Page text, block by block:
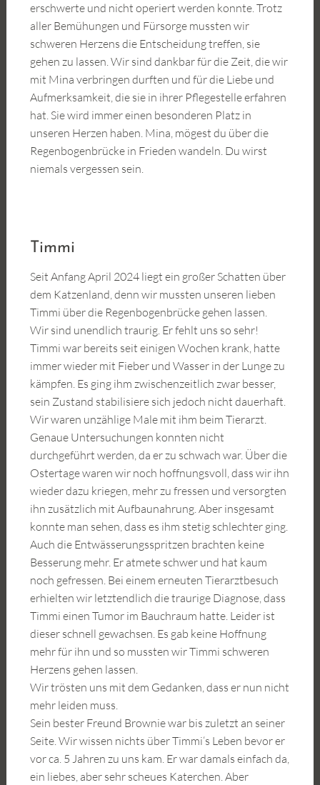
erschwerte und nicht operiert werden konnte. Trotz
aller Bemühungen und Fürsorge mussten wir
schweren Herzens die Entscheidung treffen, sie
gehen zu lassen. Wir sind dankbar für die Zeit, die wir
mit Mina verbringen durften und für die Liebe und
Aufmerksamkeit, die sie in ihrer Pflegestelle erfahren
hat. Sie wird immer einen besonderen Platz in
unseren Herzen haben. Mina, mögest du über die
Regenbogenbrücke in Frieden wandeln. Du wirst
niemals vergessen sein.
Timmi
Seit Anfang April 2024 liegt ein großer Schatten über
dem Katzenland, denn wir mussten unseren lieben
Timmi über die Regenbogenbrücke gehen lassen.
Wir sind unendlich traurig. Er fehlt uns so sehr!
Timmi war bereits seit einigen Wochen krank, hatte
immer wieder mit Fieber und Wasser in der Lunge zu
kämpfen. Es ging ihm zwischenzeitlich zwar besser,
sein Zustand stabilisiere sich jedoch nicht dauerhaft.
Wir waren unzählige Male mit ihm beim Tierarzt.
Genaue Untersuchungen konnten nicht
durchgeführt werden, da er zu schwach war. Über die
Ostertage waren wir noch hoffnungsvoll, dass wir ihn
wieder dazu kriegen, mehr zu fressen und versorgten
ihn zusätzlich mit Aufbaunahrung. Aber insgesamt
konnte man sehen, dass es ihm stetig schlechter ging.
Auch die Entwässerungsspritzen brachten keine
Besserung mehr. Er atmete schwer und hat kaum
noch gefressen. Bei einem erneuten Tierarztbesuch
erhielten wir letztendlich die traurige Diagnose, dass
Timmi einen Tumor im Bauchraum hatte. Leider ist
dieser schnell gewachsen. Es gab keine Hoffnung
mehr für ihn und so mussten wir Timmi schweren
Herzens gehen lassen.
Wir trösten uns mit dem Gedanken, dass er nun nicht
mehr leiden muss.
Sein bester Freund Brownie war bis zuletzt an seiner
Seite. Wir wissen nichts über Timmi‘s Leben bevor er
vor ca. 5 Jahren zu uns kam. Er war damals einfach da,
ein liebes, aber sehr scheues Katerchen. Aber